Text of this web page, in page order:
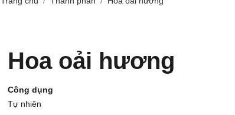
Hoa oải hương
Công dụng
Tự nhiên